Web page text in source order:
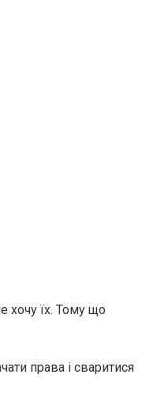
хочу їх. Тому що
права і сваритися